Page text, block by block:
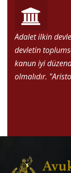
Adalet ilkin
devletin
kanun iyi
olmalıdır.